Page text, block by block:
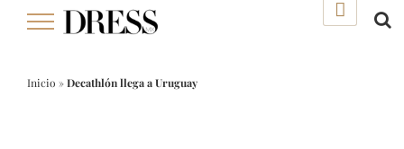
Inicio »Decathlón llega a Uruguay